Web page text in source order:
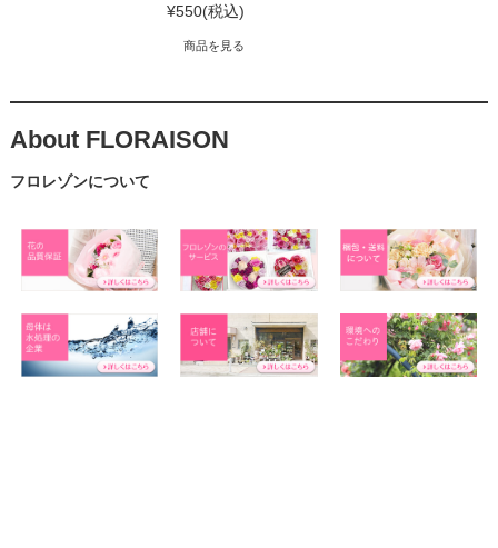
¥550(税込)
商品を見る
About FLORAISON
フロレゾンについて